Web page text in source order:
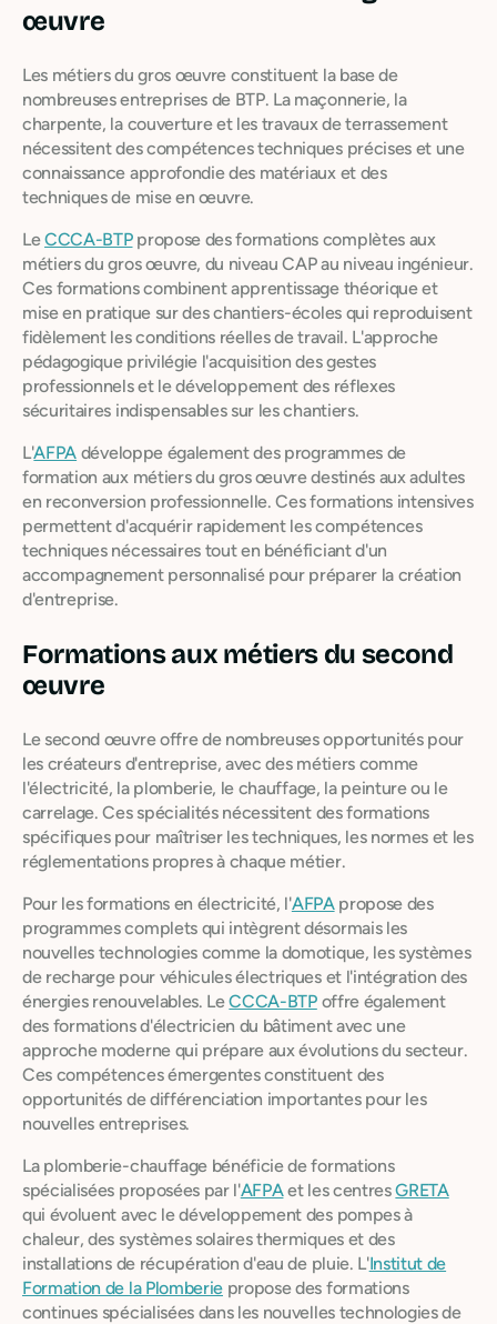
œuvre
Les métiers du gros œuvre constituent la base de
nombreuses entreprises de BTP. La maçonnerie, la
charpente, la couverture et les travaux de terrassement
nécessitent des compétences techniques précises et une
connaissance approfondie des matériaux et des
techniques de mise en œuvre.
LeCCCA-BTPpropose des formations complètes aux
métiers du gros œuvre, du niveau CAP au niveau ingénieur.
Ces formations combinent apprentissage théorique et
mise en pratique sur des chantiers-écoles qui reproduisent
fidèlement les conditions réelles de travail. L'approche
pédagogique privilégie l'acquisition des gestes
professionnels et le développement des réflexes
sécuritaires indispensables sur les chantiers.
L'AFPA développe également des programmes de
formation aux métiers du gros œuvre destinés aux adultes
en reconversion professionnelle. Ces formations intensives
permettent d'acquérir rapidement les compétences
techniques nécessaires tout en bénéficiant d'un
accompagnement personnalisé pour préparer la création
d'entreprise.
Formations aux métiers du second
œuvre
Le second œuvre offre de nombreuses opportunités pour
les créateurs d'entreprise, avec des métiers comme
l'électricité, la plomberie, le chauffage, la peinture ou le
carrelage. Ces spécialités nécessitent des formations
spécifiques pour maîtriser les techniques, les normes et les
réglementations propres à chaque métier.
Pour les formations en électricité, l'AFPApropose des
programmes complets qui intègrent désormais les
nouvelles technologies comme la domotique, les systèmes
de recharge pour véhicules électriques et l'intégration des
énergies renouvelables. LeCCCA-BTPoffre également
des formations d'électricien du bâtiment avec une
approche moderne qui prépare aux évolutions du secteur.
Ces compétences émergentes constituent des
opportunités de différenciation importantes pour les
nouvelles entreprises.
La plomberie-chauffage bénéficie de formations
spécialisées proposées par l'AFPAet les centresGRETA
qui évoluent avec le développement des pompes à
chaleur, des systèmes solaires thermiques et des
installations de récupération d'eau de pluie. L'Institut de
Formation de la Plomberie propose des formations
continues spécialisées dans les nouvelles technologies de